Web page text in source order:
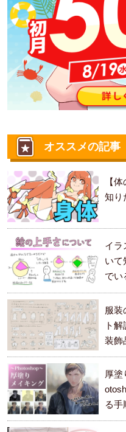
オススメの記事
【
知り
イラ
いて
でい
服装
ト
装飾
厚塗
る手
ます